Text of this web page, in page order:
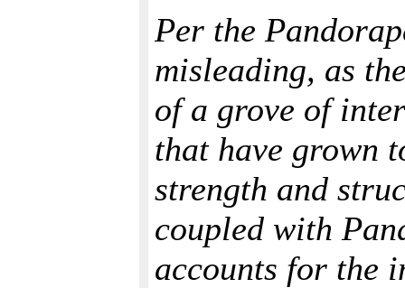
Per the
misleading, as
of a grove of
that have grown
strength and
coupled with
accounts for the